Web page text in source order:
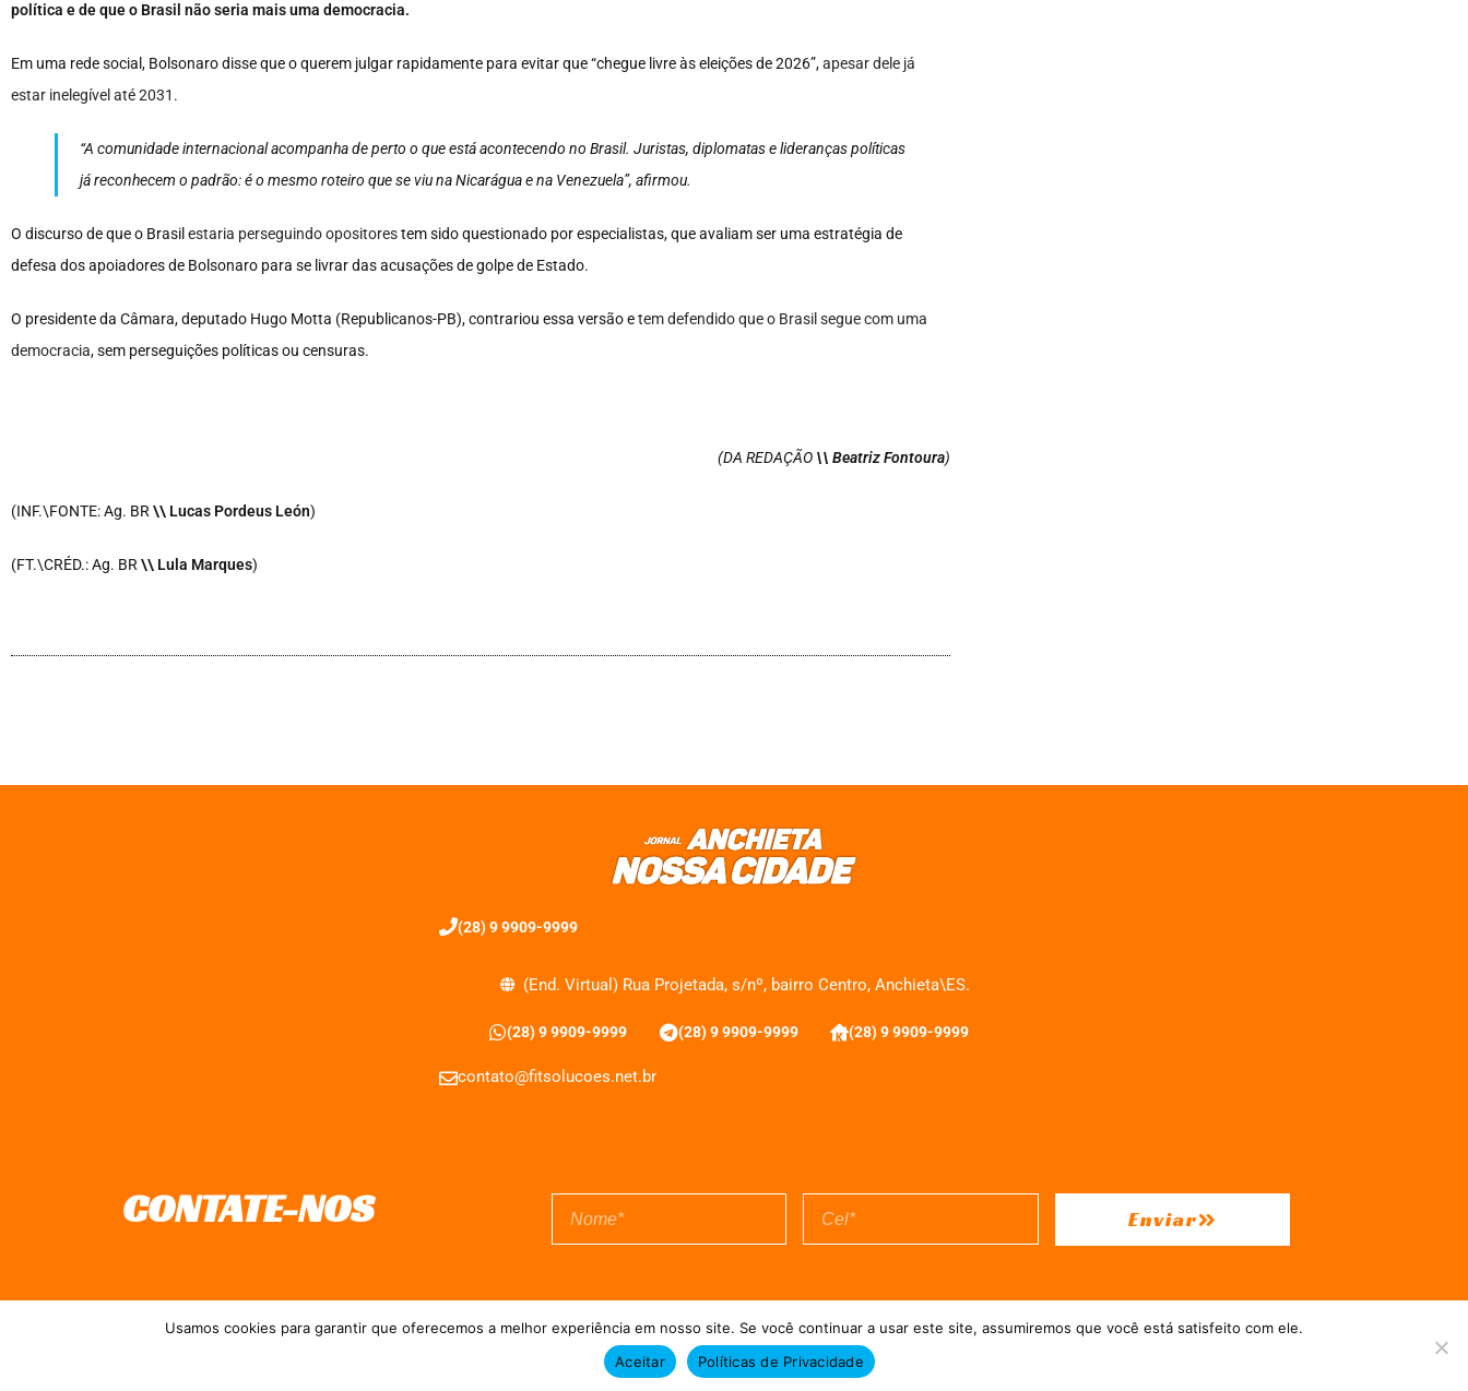
política e de que o Brasil não seria mais uma democracia.
Em uma rede social, Bolsonaro disse que o querem julgar rapidamente para evitar que “chegue livre às eleições de 2026”,apesar dele já
estar inelegível até 2031 .
“A comunidade internacional acompanha de perto o que está acontecendo no Brasil. Juristas, diplomatas e lideranças políticas
já reconhecem o padrão: é o mesmo roteiro que se viu na Nicarágua e na Venezuela”, afirmou.
O discurso de que o Brasil estaria perseguindo opositorestem sido questionado por especialistas, que avaliam ser uma estratégia de
defesa dos apoiadores de Bolsonaro para se livrar das acusações de golpe de Estado.
O presidente da Câmara, deputado Hugo Motta (Republicanos-PB), contrariou essa versão etem defendido que o Brasil segue com uma
democracia, sem perseguições políticas ou censuras.
(DA REDAÇÃO \\ Beatriz Fontoura)
(INF.\FONTE: Ag. BR \\ Lucas Pordeus León)
(FT.\CRÉD.: Ag. BR \\ Lula Marques)
(28) 9 9909-9999
(End. Virtual) Rua Projetada, s/nº, bairro Centro, Anchieta\ES.
(28) 9 9909-9999 (28) 9 9909-9999 (28) 9 9909-9999
contato@fitsolucoes.net.br
CONTATE-NOS Enviar
EXPEDIENTEQUEM SOMOSPOLÍTICA DE PRIVACIDADETERMO DE USO
Direitos reservados à FIT Soluções = Atualizado pelo Consórcio de Agências: Kriativuz e Philadelphia = Hospedado em
Usamos cookies para garantir que oferecemos a melhor experiência em nosso site. Se você continuar a usar este site, assumiremos que você está satisfeito com ele.
Aceitar
Políticas de Privacidade